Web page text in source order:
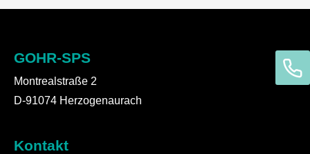
GOHR-SPS
Montrealstraße 2
D-91074 Herzogenaurach
Kontakt